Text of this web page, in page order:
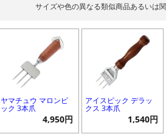
サイズや色の異なる類似商品あるいは
ヤマチュウ マロンピ
ック 3本爪
4,950円
アイスピック デラッ
クス 3本爪
1,540円